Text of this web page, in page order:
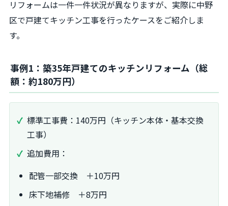
リフォームは一件一件状況が異なりますが、実際に中野
区で戸建てキッチン工事を行ったケースをご紹介しま
す。
事例1：築35年戸建てのキッチンリフォーム（総
額：約180万円）
標準工事費：140万円（キッチン本体・基本交換
工事）
追加費用：
配管一部交換 ＋10万円
床下地補修 ＋8万円